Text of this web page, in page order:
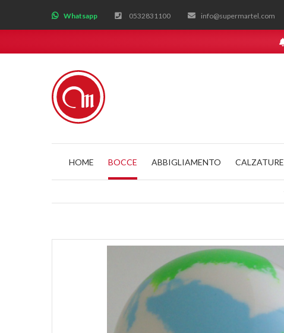
Whatsapp 0532831100 info@supermartel.com
HOME BOCCE ABBIGLIAMENTO CALZATURE